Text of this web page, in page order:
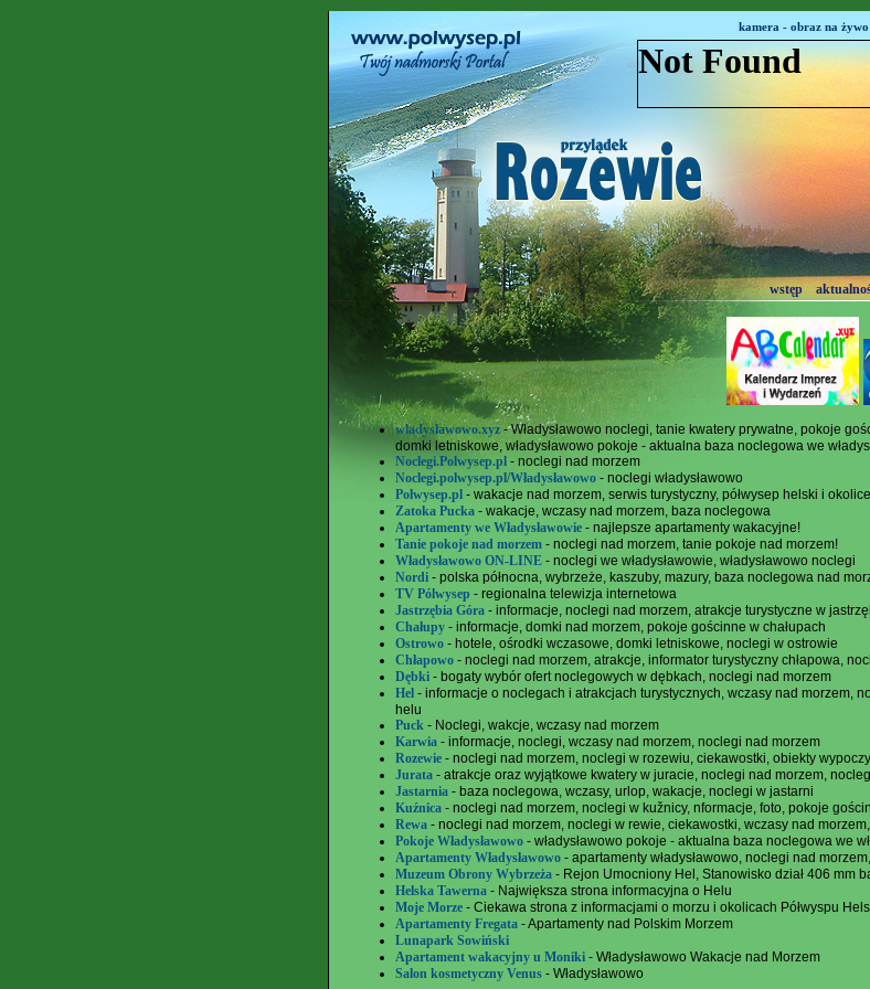
kamera - obraz na żywo
wstęp
wladyslawowo.xyz- Władysławowo noclegi, tanie kwatery prywatne, pokoje
domki letniskowe, władysławowo pokoje - aktualna baza noclegowa we
Noclegi.Polwysep.pl - noclegi nad morzem
Noclegi.polwysep.pl/Władysławowo - noclegi władysławowo
Polwysep.pl - wakacje nad morzem, serwis turystyczny, półwysep helski i
Zatoka Pucka - wakacje, wczasy nad morzem, baza noclegowa
Apartamenty we Władysławowie - najlepsze apartamenty wakacyjne!
Tanie pokoje nad morzem - noclegi nad morzem, tanie pokoje nad morzem!
Władysławowo ON-LINE - noclegi we władysławowie, władysławowo noclegi
Nordi - polska północna, wybrzeże, kaszuby, mazury, baza noclegowa nad
TV Pólwysep - regionalna telewizja internetowa
Jastrzębia Góra - informacje, noclegi nad morzem, atrakcje turystyczne w
Chałupy - informacje, domki nad morzem, pokoje gościnne w chałupach
Ostrowo - hotele, ośrodki wczasowe, domki letniskowe, noclegi w ostrowie
Chłapowo - noclegi nad morzem, atrakcje, informator turystyczny chłapowa,
Dębki - bogaty wybór ofert noclegowych w dębkach, noclegi nad morzem
Hel - informacje o noclegach i atrakcjach turystycznych, wczasy nad morzem,
helu
Puck - Noclegi, wakcje, wczasy nad morzem
Karwia - informacje, noclegi, wczasy nad morzem, noclegi nad morzem
Rozewie - noclegi nad morzem, noclegi w rozewiu, ciekawostki, obiekty
Jurata - atrakcje oraz wyjątkowe kwatery w juracie, noclegi nad morzem,
Jastarnia - baza noclegowa, wczasy, urlop, wakacje, noclegi w jastarni
Kuźnica - noclegi nad morzem, noclegi w kužnicy, nformacje, foto, pokoje
Rewa - noclegi nad morzem, noclegi w rewie, ciekawostki, wczasy nad
Pokoje Władysławowo - władysławowo pokoje - aktualna baza noclegowa we
Apartamenty Władysławowo - apartamenty władysławowo, noclegi nad
Muzeum Obrony Wybrzeża - Rejon Umocniony Hel, Stanowisko dział 406 mm
Helska Tawerna - Największa strona informacyjna o Helu
Moje Morze - Ciekawa strona z informacjami o morzu i okolicach Półwyspu
Apartamenty Fregata - Apartamenty nad Polskim Morzem
Lunapark Sowiński
Apartament wakacyjny u Moniki - Władysławowo Wakacje nad Morzem
Salon kosmetyczny Venus - Władysławowo